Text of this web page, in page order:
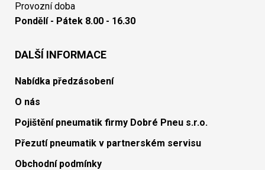
Provozní doba
Pondělí - Pátek 8.00 - 16.30
DALŠÍ INFORMACE
Nabídka předzásobení
O nás
Pojištění pneumatik firmy Dobré Pneu s.r.o.
Přezutí pneumatik v partnerském servisu
Obchodní podmínky